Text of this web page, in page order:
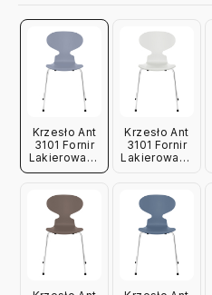
Krzesło Ant
3101 Fornir
Lakierowany
Lawendowy
Krzesło Ant
3101 Fornir
Lakierowany